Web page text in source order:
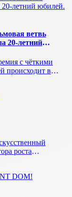
ветвь
20-летний
с чёткими
происходит в
роста